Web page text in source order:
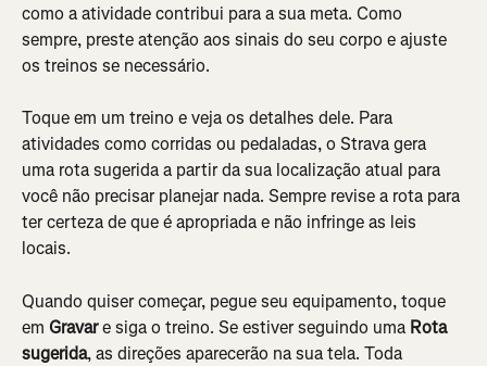
como a atividade contribui para a sua meta. Como
sempre, preste atenção aos sinais do seu corpo e ajuste
os treinos se necessário.
Toque em um treino e veja os detalhes dele. Para
atividades como corridas ou pedaladas, o Strava gera
uma rota sugerida a partir da sua localização atual para
você não precisar planejar nada. Sempre revise a rota para
ter certeza de que é apropriada e não infringe as leis
locais.
Quando quiser começar, pegue seu equipamento, toque
em Gravar e siga o treino. Se estiver seguindo uma Rota
sugerida, as direções aparecerão na sua tela. Toda